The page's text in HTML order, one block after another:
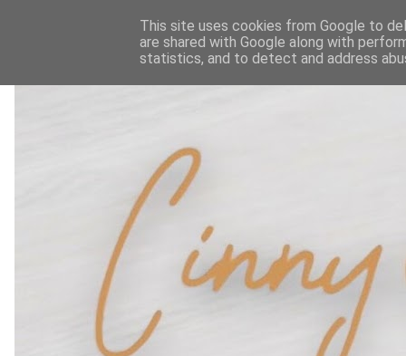
This site uses cookies from Google to
are shared with Google along with
statistics, and to detect and address